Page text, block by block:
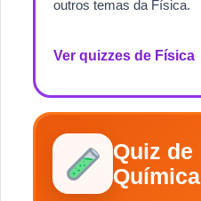
outros temas da Física.
Ver quizzes de Física
Quiz de
Química